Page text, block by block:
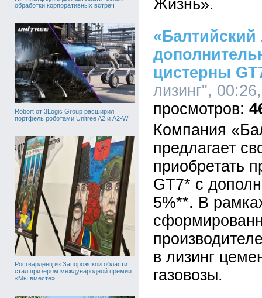
обработки корпоративных встреч
Robort от 3Logic Group расширил
портфель роботами Unitree A2 и A2-W
Росгвардеец из Запорожской области
стал призером международной премии
«Мы вместе»
Жизнь».
«Балтийский
цистерны
лизинг",
Компания
предлагает
приобретать
GT7* с
5%**. В
в лизинг
газовозы.